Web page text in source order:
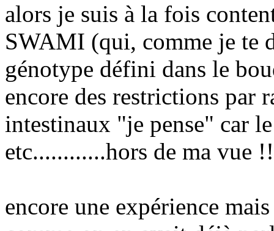
alors je suis à la fois
SWAMI (qui, comme je te
génotype défini dans le
encore des restrictions par
intestinaux "je pense" car
etc............hors de ma vue
encore une expérience